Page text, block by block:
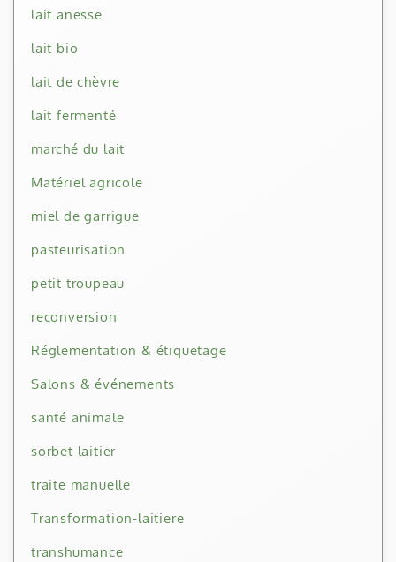
lait anesse
lait bio
lait de chèvre
lait fermenté
marché du lait
Matériel agricole
miel de garrigue
pasteurisation
petit troupeau
reconversion
Réglementation & étiquetage
Salons & événements
santé animale
sorbet laitier
traite manuelle
Transformation-laitiere
transhumance